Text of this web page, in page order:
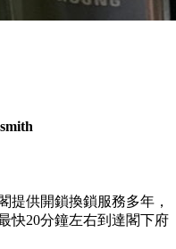
提供開鎖換鎖服務多年，
快20分鐘左右到達閣下府